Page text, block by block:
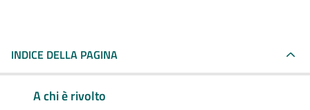
INDICE DELLA PAGINA
A chi è rivolto